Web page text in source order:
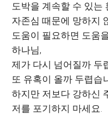
도박을 계속할 수 있는
자존심 때문에 망하지
도움이 필요하면 도움
하나님,
제가 다시 넘어질까 두
또 유혹이 올까 두렵습
하지만 저보다 강하신
저를 포기하지 마세요.